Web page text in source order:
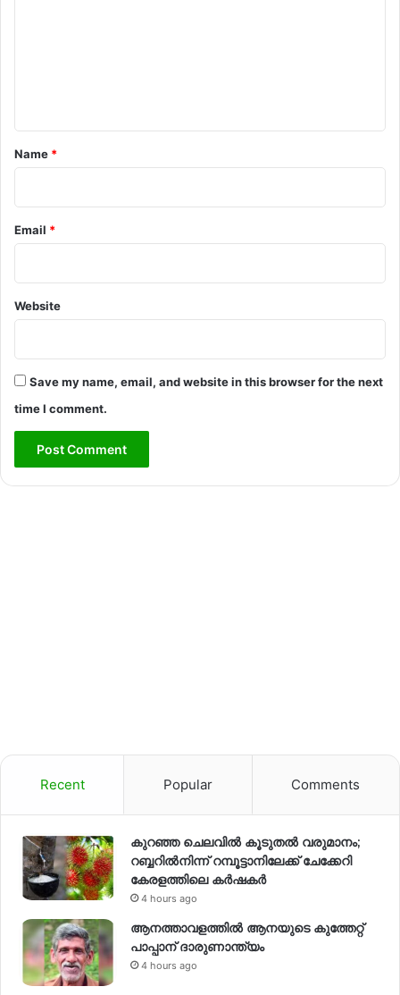
*
Name *
Email *
Website
Save my name, email, and website in this browser for the next
time I comment.
Recent Popular Comments
കുറഞ്ഞ ചെലവിൽ കൂടുതൽ വരുമാനം;
റബ്ബറിൽനിന്ന് റമ്പൂട്ടാനിലേക്ക് ചേക്കേറി
കേരളത്തിലെ കർഷകർ
4 hours ago
ആനത്താവളത്തിൽ ആനയുടെ കുത്തേറ്റ്
പാപ്പാന് ദാരുണാന്ത്യം
4 hours ago